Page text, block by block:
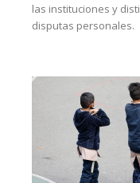
las instituciones y
disputas personales.